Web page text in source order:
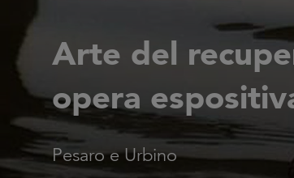
Arte del
opera
Pesaro e Urbino